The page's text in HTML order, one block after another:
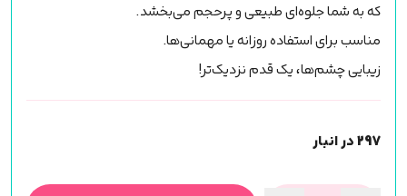
که به شما جلوه‌ای طبیعی و پرحجم می‌بخشد.
مناسب برای استفاده روزانه یا مهمانی‌ها.
زیبایی چشم‌ها، یک قدم نزدیک‌تر!
297 در انبار